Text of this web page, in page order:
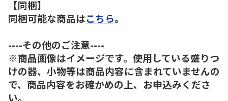
【同梱】
同梱可能な商品はこちら。
----その他のご注意----
※商品画像はイメージです。使用している盛りつ
けの器、小物等は商品内容に含まれていませんの
で、商品内容をお確かめの上、お申込みくださ
い。